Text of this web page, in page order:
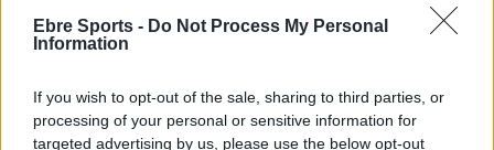
Ebre Sports - Do Not Process My Personal
Information
If you wish to opt-out of the sale, sharing to third parties, or
processing of your personal or sensitive information for
targeted advertising by us, please use the below opt-out
Comentari: